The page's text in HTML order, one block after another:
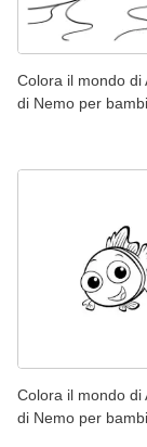
Colora il mondo di
di Nemo per
Colora il mondo di
di Nemo per